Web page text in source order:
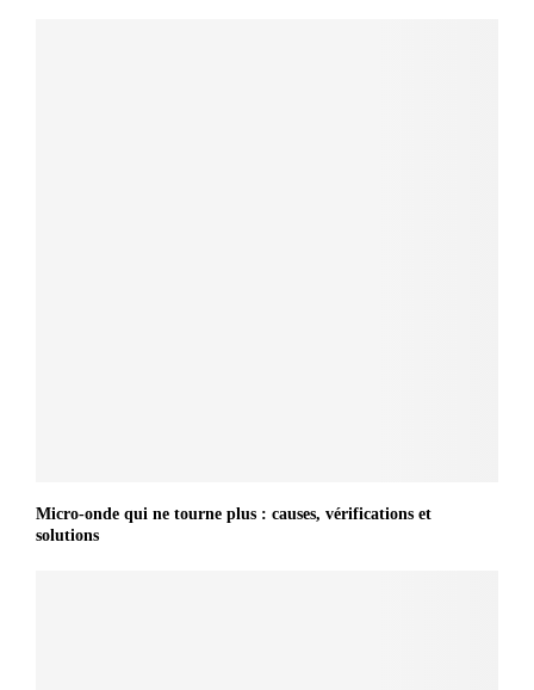
Micro-onde qui ne tourne plus : causes, vérifications et
solutions